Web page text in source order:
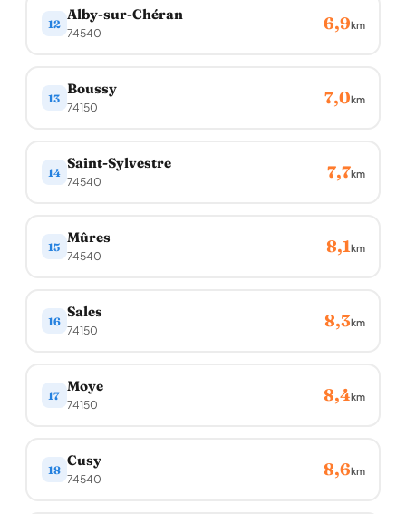
12
Alby-sur-Chéran
74540 6,9km
13
Boussy
74150 7,0km
14
Saint-Sylvestre
74540 7,7km
15
Mûres
74540 8,1km
16
Sales
74150 8,3km
17
Moye
74150 8,4km
18
Cusy
74540 8,6km